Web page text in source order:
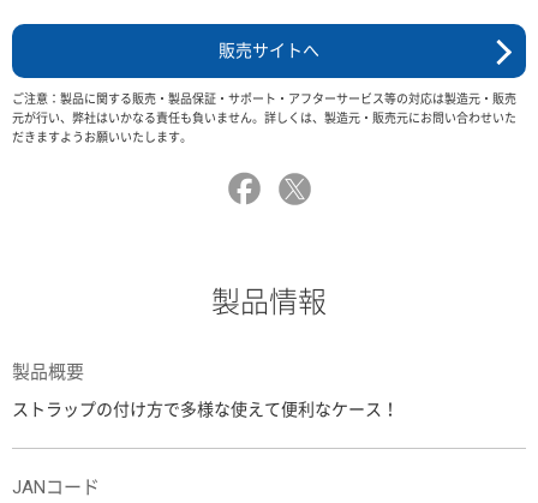
販売サイトへ
ご注意：製品に関する販売・製品保証・サポート・アフターサービス等の対応は製造元・販売
元が行い、弊社はいかなる責任も負いません。詳しくは、製造元・販売元にお問い合わせいた
だきますようお願いいたします。
製品情報
製品概要
ストラップの付け方で多様な使えて便利なケース！
JANコード